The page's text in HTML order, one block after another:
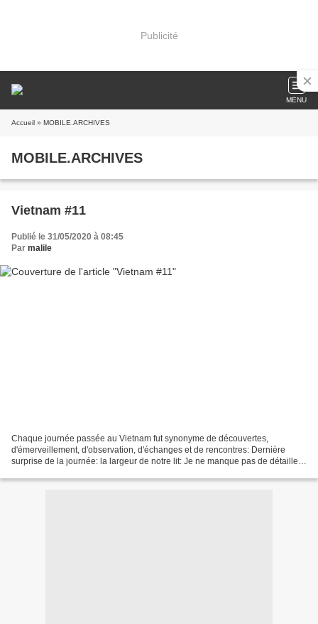
Publicité
MENU
Accueil » MOBILE.ARCHIVES
MOBILE.ARCHIVES
Vietnam #11
Publié le 31/05/2020 à 08:45
Par malile
Chaque journée passée au Vietnam fut synonyme de découvertes,
d'émerveillement, d'observation, d'échanges et de rencontres: Dernière
surprise de la journée: la largeur de notre lit: Je ne manque pas de détailler